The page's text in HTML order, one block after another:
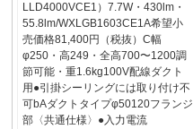
LLD4000VCE1）7.7W・430lm・
55.8lm/WXLGB1603CE1A希望小
売価格81,400円（税抜）C幅
φ250・高249・全高700〜1200調
節可能・重1.6kg100V配線ダクト
用●引掛シーリングには取り付け不
可bAダクトタイプφ50120フランジ
部〈共通仕様〉●入力電流